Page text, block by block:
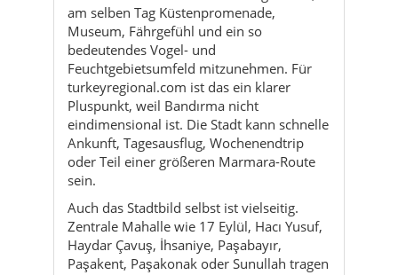
Pluspunkt, weil Bandırma nicht
eindimensional ist. Die Stadt kann schnelle
Ankunft, Tagesausflug, Wochenendtrip
oder Teil einer größeren Marmara-Route
sein.
Auch das Stadtbild selbst ist vielseitig.
Zentrale Mahalle wie 17 Eylül, Hacı Yusuf,
Haydar Çavuş, İhsaniye, Paşabayır,
Paşakent, Paşakonak oder Sunullah tragen
ein urbaneres Bandırma-Gefühl.
Gleichzeitig öffnen ländlichere oder
randständige Mahalle wie Edincik,
Misakça, Kuşcenneti, Yenice, Ergili,
Doğanpınar oder Külefli andere